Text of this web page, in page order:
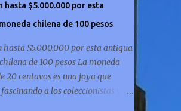
hasta $5.000.000 por esta
chilena de 100 pesos
hasta $5.000.000 por esta antigua
de 100 pesos La moneda
20 centavos es una joya que
a los coleccionistas y a
de la historia por igual. ¿Has